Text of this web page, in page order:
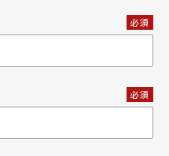
必須
必須